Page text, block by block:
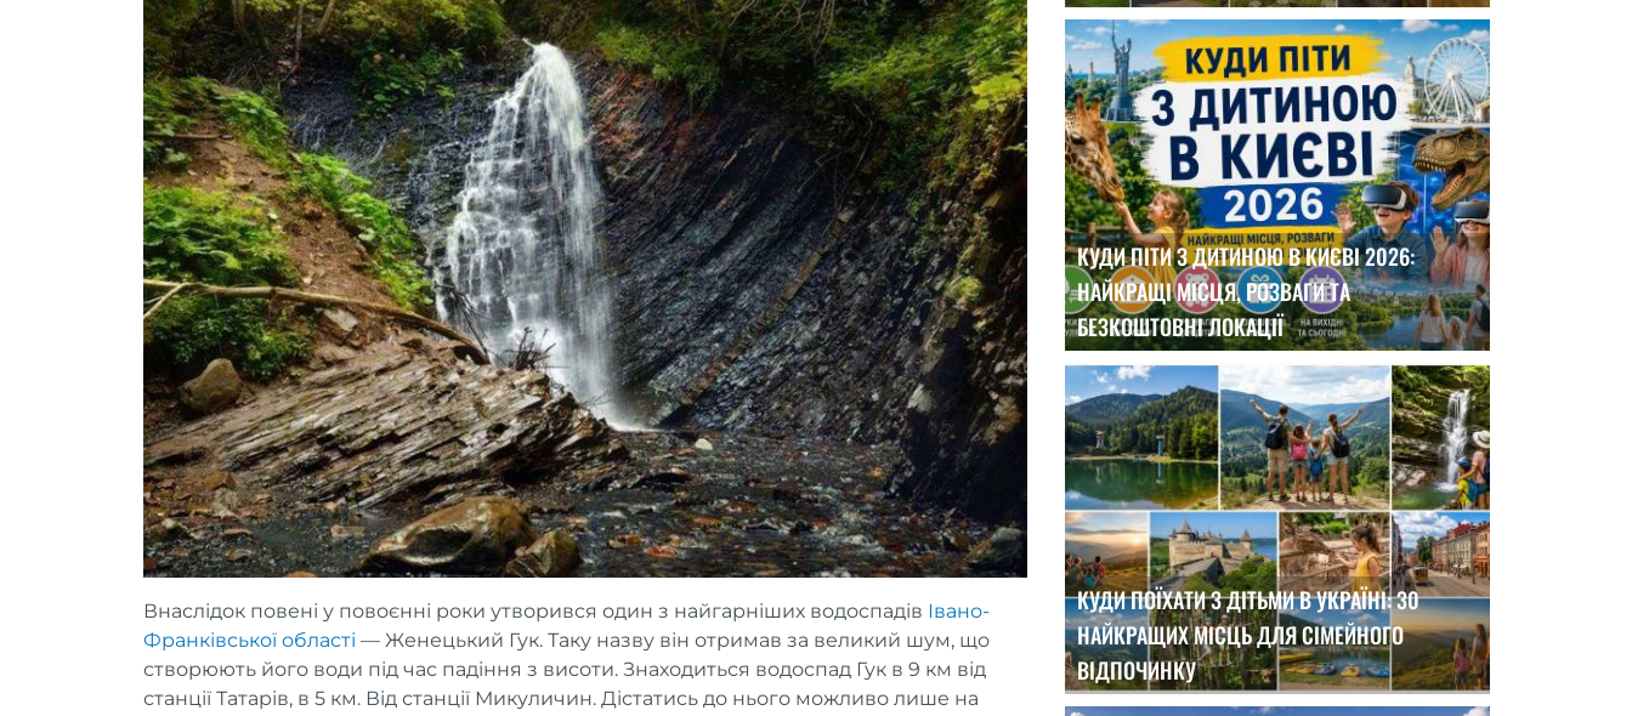
Внаслідок повені у повоєнні роки утворився один з найгарніших водоспадів Івано-
Франківської області — Женецький Гук. Таку назву він отримав за великий шум, що
створюють його води під час падіння з висоти. Знаходиться водоспад Гук в 9 км від
станції Татарів, в 5 км. Від станції Микуличин. Дістатись до нього можливо лише на
КУДИ ПІТИ З ДИТИНОЮ В КИЄВІ 2026:
НАЙКРАЩІ МІСЦЯ, РОЗВАГИ ТА
БЕЗКОШТОВНІ ЛОКАЦІЇ
КУДИ ПОЇХАТИ З ДІТЬМИ В УКРАЇНІ: 30
НАЙКРАЩИХ МІСЦЬ ДЛЯ СІМЕЙНОГО
ВІДПОЧИНКУ